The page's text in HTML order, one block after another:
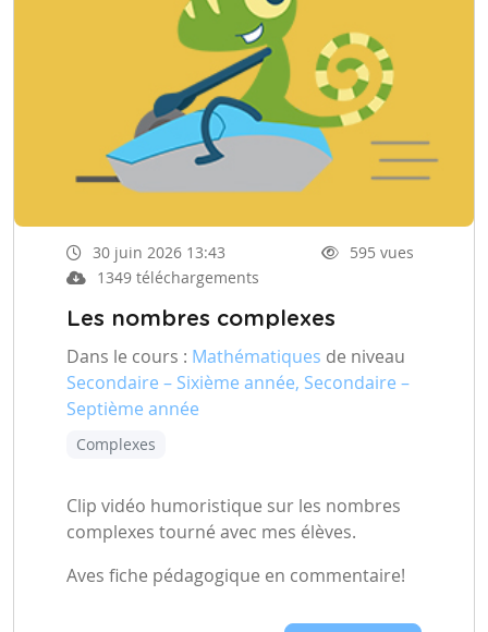
30 juin 2026 13:43
595 vues
1349 téléchargements
Les nombres complexes
Dans le cours : Mathématiques de niveau
Secondaire – Sixième année, Secondaire –
Septième année
Complexes
Clip vidéo humoristique sur les nombres
complexes tourné avec mes élèves.
Aves fiche pédagogique en commentaire!